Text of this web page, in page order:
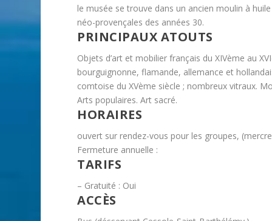
le musée se trouve dans un ancien moulin à
néo-provençales des années 30.
PRINCIPAUX ATOUTS
Objets d’art et mobilier français du XIVème au
bourguignonne, flamande, allemance et
comtoise du XVème siècle ; nombreux vitraux.
Arts populaires. Art sacré.
HORAIRES
ouvert sur rendez-vous pour les groupes,
Fermeture annuelle :
TARIFS
– Gratuité : Oui
ACCÈS